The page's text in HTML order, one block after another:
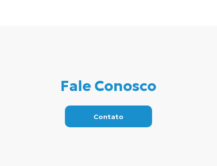
Fale Conosco
Contato